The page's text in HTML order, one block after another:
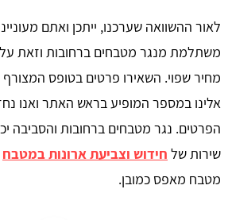
לאור ההשוואה שערכנו, ייתכן ואתם
משתלמת מנגר מטבחים ברחובות וזאת
מחיר שפוי. השאירו פרטים בטופס המצורף
אלינו במספר המופיע בראש האתר ואנו
הפרטים. נגר מטבחים ברחובות והסביבה
שירות של חידוש וצביעת ארונות במטבח
מטבח מאפס כמובן.